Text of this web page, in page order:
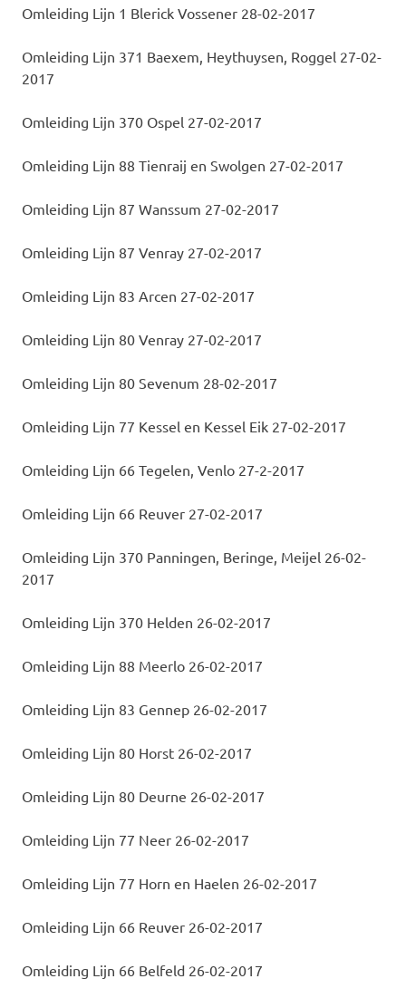
Omleiding Lijn 1 Blerick Vossener 28-02-2017
Omleiding Lijn 371 Baexem, Heythuysen, Roggel 27-02-
2017
Omleiding Lijn 370 Ospel 27-02-2017
Omleiding Lijn 88 Tienraij en Swolgen 27-02-2017
Omleiding Lijn 87 Wanssum 27-02-2017
Omleiding Lijn 87 Venray 27-02-2017
Omleiding Lijn 83 Arcen 27-02-2017
Omleiding Lijn 80 Venray 27-02-2017
Omleiding Lijn 80 Sevenum 28-02-2017
Omleiding Lijn 77 Kessel en Kessel Eik 27-02-2017
Omleiding Lijn 66 Tegelen, Venlo 27-2-2017
Omleiding Lijn 66 Reuver 27-02-2017
Omleiding Lijn 370 Panningen, Beringe, Meijel 26-02-
2017
Omleiding Lijn 370 Helden 26-02-2017
Omleiding Lijn 88 Meerlo 26-02-2017
Omleiding Lijn 83 Gennep 26-02-2017
Omleiding Lijn 80 Horst 26-02-2017
Omleiding Lijn 80 Deurne 26-02-2017
Omleiding Lijn 77 Neer 26-02-2017
Omleiding Lijn 77 Horn en Haelen 26-02-2017
Omleiding Lijn 66 Reuver 26-02-2017
Omleiding Lijn 66 Belfeld 26-02-2017